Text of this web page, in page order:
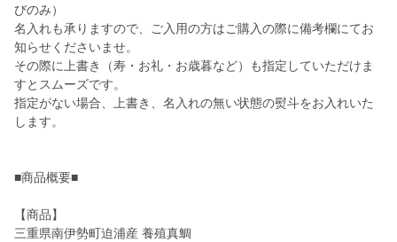
びのみ）
名入れも承りますので、ご入用の方はご購入の際に備考欄にてお
知らせくださいませ。
その際に上書き（寿・お礼・お歳暮など）も指定していただけま
すとスムーズです。
指定がない場合、上書き、名入れの無い状態の熨斗をお入れいた
します。
■商品概要■
【商品】
三重県南伊勢町迫浦産 養殖真鯛